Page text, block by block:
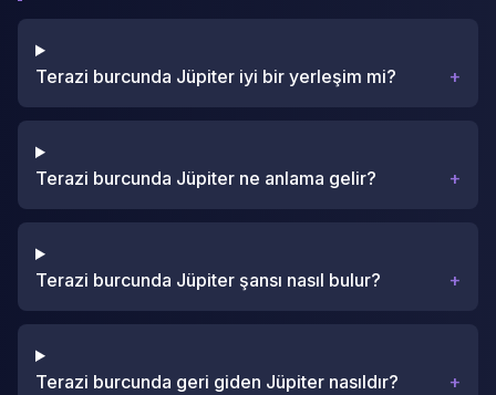
Terazi burcunda Jüpiter iyi bir yerleşim mi? +
Terazi burcunda Jüpiter ne anlama gelir? +
Terazi burcunda Jüpiter şansı nasıl bulur? +
Terazi burcunda geri giden Jüpiter nasıldır? +